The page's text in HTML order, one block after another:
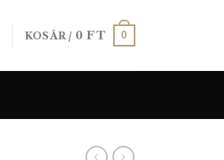
KOSÁR / 0FT 0